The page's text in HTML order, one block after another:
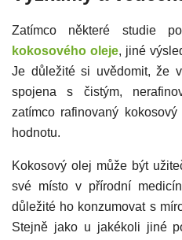
Zatímco některé studie
kokosového oleje, jiné
Je důležité si uvědomit, že
spojena s čistým,
zatímco rafinovaný
hodnotu.
Kokosový olej může být
své místo v přírodní
důležité ho konzumovat s
Stejně jako u jakékoli jiné